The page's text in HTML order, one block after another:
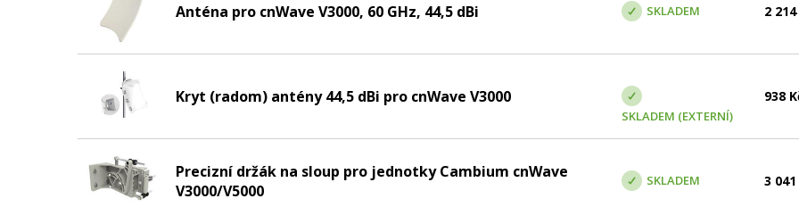
Anténa pro cnWave V3000, 60 GHz, 44,5 dBi SKLADEM 2 214
Kryt (radom) antény 44,5 dBi pro cnWave V3000
SKLADEM (EXTERNÍ)
938
Precizní držák na sloup pro jednotky Cambium cnWave
V3000/V5000
SKLADEM 3 041